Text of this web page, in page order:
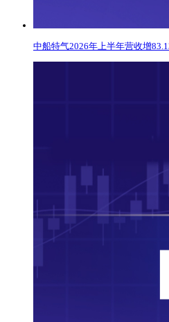
中船特气2026年上半年营收增